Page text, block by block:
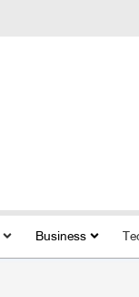
Business